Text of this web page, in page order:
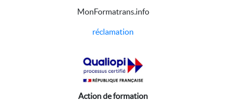
MonFormatrans.info
réclamation
Action de formation